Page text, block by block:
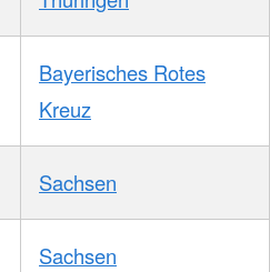
Bayerisches Rotes
Kreuz
Sachsen
Sachsen